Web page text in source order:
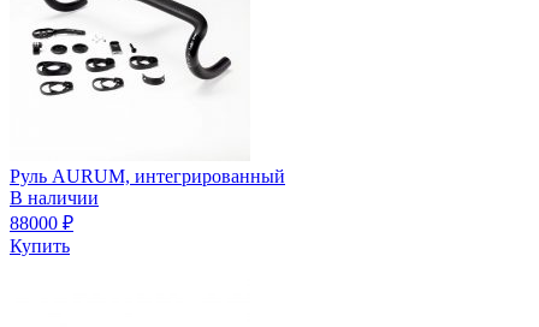
Руль AURUM, интегрированный
В наличии
88000 ₽
Купить